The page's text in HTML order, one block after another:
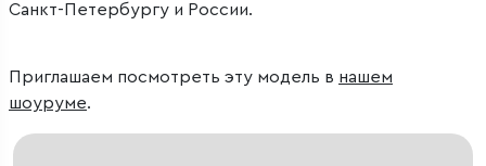
Санкт-Петербургу и России.
Приглашаем посмотреть эту модель в нашем
шоуруме.